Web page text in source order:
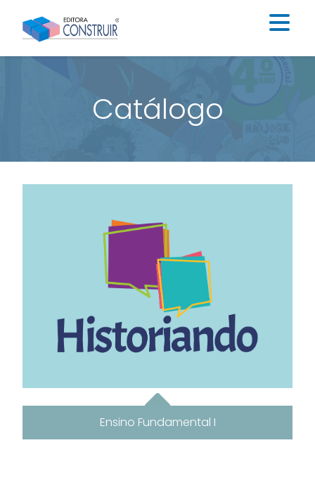
Institucional
Educação Infantil
Ensino Fundamental I
Blog
Contato
Construir Digital
Catálogo
Ensino Fundamental I